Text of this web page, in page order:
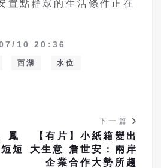
置點群眾的生活條件正在
07/10 20:36
西湖 水位
鳳
短
下一篇
【有片】小紙箱變出
大生意 詹世安：兩岸
企業合作大勢所趨